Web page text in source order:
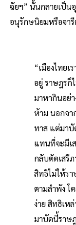
ฉัยฯ” นั้นกลายเป็น
อนุรักษนิยมหรือจา
“เมืองไทย
อยู่ ราษฎรก็
มาหากินอย่
ห้าม นอกจา
ทาส แต่มาบั
แทนที่จะมีเ
กลับตัดเสรี
สิทธิไม่ให้ร
ตามลำพัง โ
ง่าย สิทธิเห
มาบัดนี้ราษ